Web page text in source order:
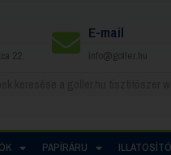
22.
E-mail
info@goller.hu
PAPÍRÁRU